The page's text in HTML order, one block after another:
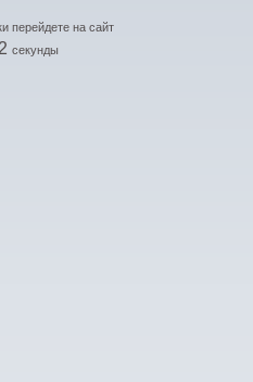
перейдете на сайт
2 секунды